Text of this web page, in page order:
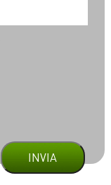
INVIA